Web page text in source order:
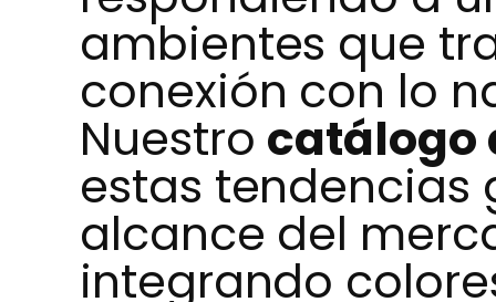
ambientes que
conexión con lo
Nuestro catálogo
estas tendencias
alcance del
integrando